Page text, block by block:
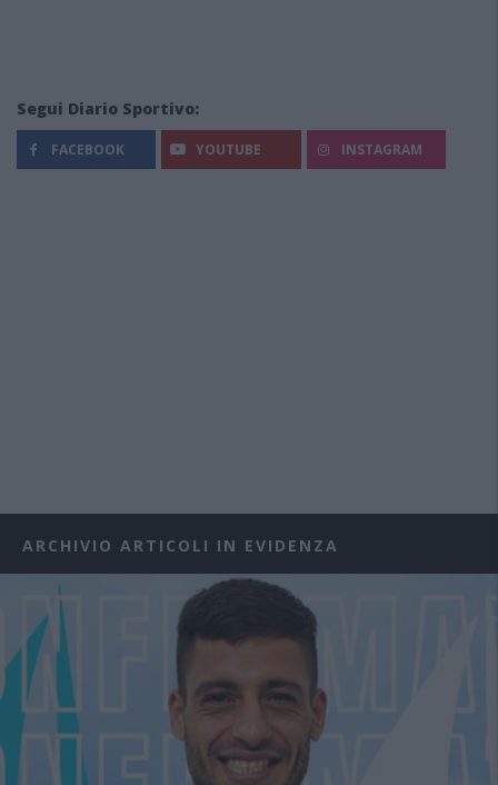
Segui Diario Sportivo:
FACEBOOK YOUTUBE INSTAGRAM
ARCHIVIO ARTICOLI IN EVIDENZA